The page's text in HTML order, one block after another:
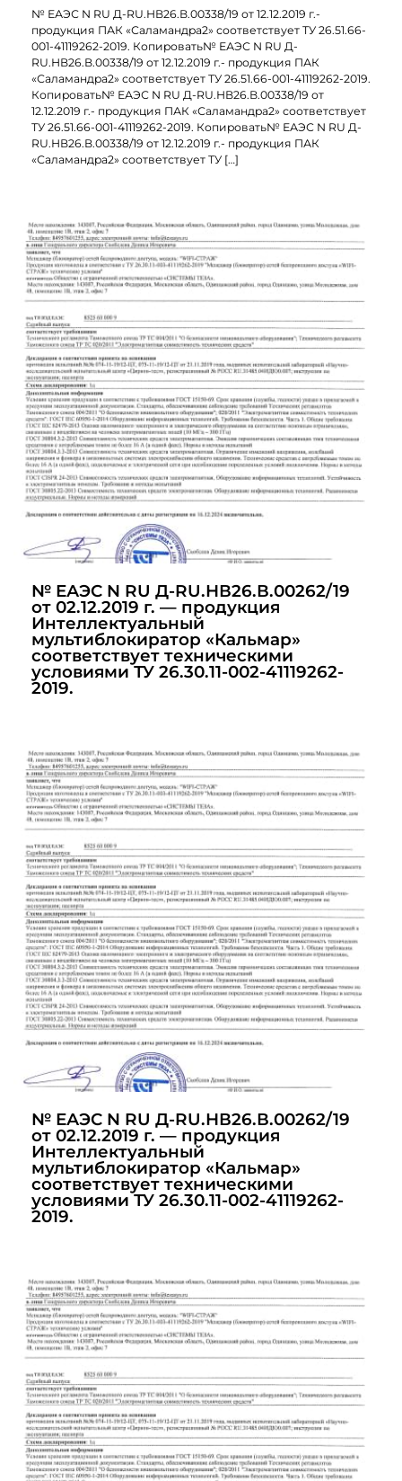
№ ЕАЭС N RU Д-RU.НВ26.В.00338/19 от 12.12.2019 г.-
продукция ПАК «Саламандра2» соответствует ТУ 26.51.66-
001-41119262-2019. Копировать№ ЕАЭС N RU Д-
RU.НВ26.В.00338/19 от 12.12.2019 г.- продукция ПАК
«Саламандра2» соответствует ТУ 26.51.66-001-41119262-2019.
Копировать№ ЕАЭС N RU Д-RU.НВ26.В.00338/19 от
12.12.2019 г.- продукция ПАК «Саламандра2» соответствует
ТУ 26.51.66-001-41119262-2019. Копировать№ ЕАЭС N RU Д-
RU.НВ26.В.00338/19 от 12.12.2019 г.- продукция ПАК
«Саламандра2» соответствует ТУ […]
№ ЕАЭС N RU Д-RU.НВ26.В.00262/19
от 02.12.2019 г. — продукция
Интеллектуальный
мультиблокиратор «Кальмар»
соответствует техническими
условиями ТУ 26.30.11-002-41119262-
2019.
№ ЕАЭС N RU Д-RU.НВ26.В.00262/19
от 02.12.2019 г. — продукция
Интеллектуальный
мультиблокиратор «Кальмар»
соответствует техническими
условиями ТУ 26.30.11-002-41119262-
2019.